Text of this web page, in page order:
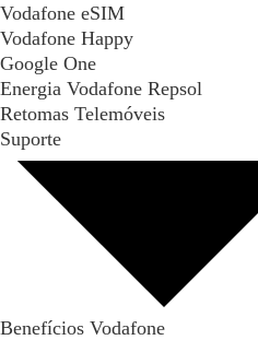
Vodafone eSIM
Vodafone Happy
Google One
Energia Vodafone Repsol
Retomas Telemóveis
Suporte
Benefícios Vodafone